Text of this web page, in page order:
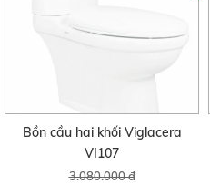
Bồn cầu hai khối Viglacera
VI107
3.080.000 đ